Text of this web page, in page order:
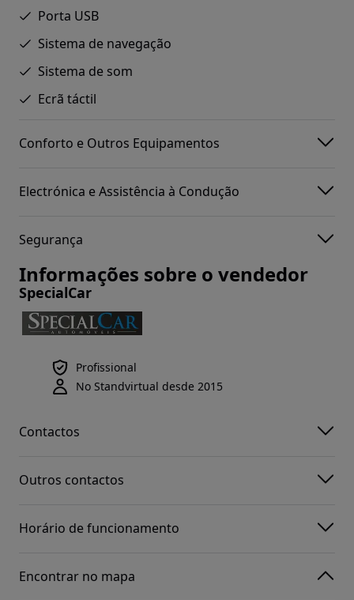
Porta USB
Sistema de navegação
Sistema de som
Ecrã táctil
Conforto e Outros Equipamentos
Electrónica e Assistência à Condução
Segurança
Informações sobre o vendedor
SpecialCar
Profissional
No Standvirtual desde 2015
Contactos
Outros contactos
Horário de funcionamento
Encontrar no mapa